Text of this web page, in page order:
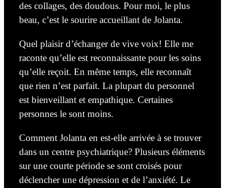
des collages, des doudous. Pour moi, le plus
beau, c’est le sourire accueillant de Jolanta.
Quel plaisir d’échanger de vive voix! Elle me
raconte qu’elle est reconnaissante pour les soins
qu’elle reçoit. En même temps, elle reconnaît
que rien n’est parfait. La plupart du personnel
est bienveillant et empathique. Certaines
personnes le sont moins.
Comment Jolanta en est-elle arrivée à se trouver
dans un centre psychiatrique? Plusieurs éléments
surune courte période se sont croisés pour
déclencher une dépression et de l’anxiété. Le